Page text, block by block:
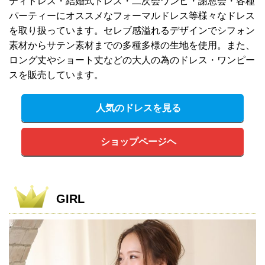
パーティーにオススメなフォーマルドレス等様々なドレス
を取り扱っています。セレブ感溢れるデザインでシフォン
素材からサテン素材までの多種多様の生地を使用。また、
ロング丈やショート丈などの大人の為のドレス・ワンピー
スを販売しています。
人気のドレスを見る
ショップページヘ
GIRL